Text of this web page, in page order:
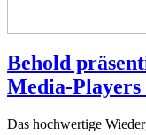
Behold
Media-Players
Das hochwertige